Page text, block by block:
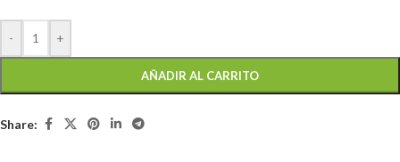
- +
AÑADIR AL CARRITO
Share: